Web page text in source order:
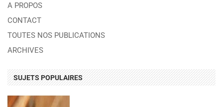
A PROPOS
CONTACT
TOUTES NOS PUBLICATIONS
ARCHIVES
SUJETS POPULAIRES